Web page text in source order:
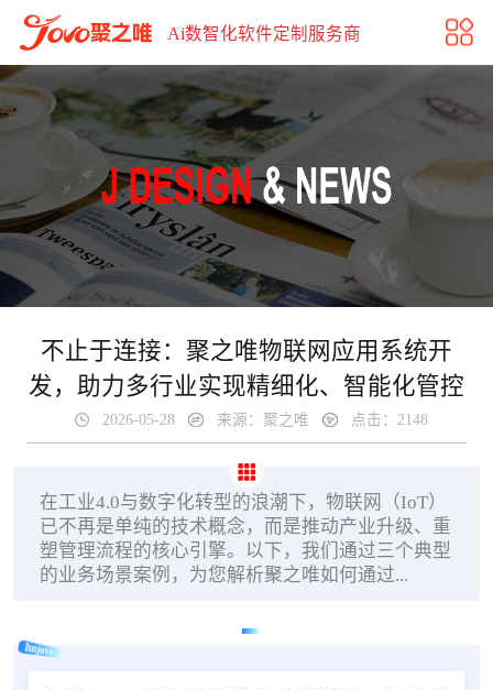
不止于连接：聚之唯物联网应用系统开发，助力多行业实现
Ai数智化软件定制服务商
不止于连接：聚之唯物联网应用系统开
发，助力多行业实现精细化、智能化管控
2026-05-28 来源：聚之唯 点击：2148
在工业4.0与数字化转型的浪潮下，物联网（IoT）
已不再是单纯的技术概念，而是推动产业升级、重
塑管理流程的核心引擎。以下，我们通过三个典型
的业务场景案例，为您解析聚之唯如何通过...
hnjovo